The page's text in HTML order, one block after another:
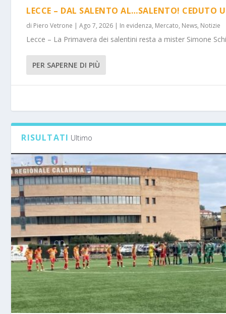
LECCE – DAL SALENTO AL…SALENTO! CEDUTO
di Piero Vetrone |Ago 7, 2026 | In evidenza, Mercato, News, Notizie
Lecce – La Primavera dei salentini resta a mister Simone
PER SAPERNE DI PIÙ
RISULTATI Ultimo